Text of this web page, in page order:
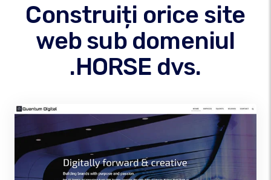
Construiți orice site
web sub domeniul
.HORSE dvs.